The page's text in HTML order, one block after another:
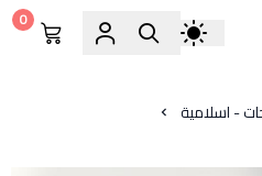
0
- اسلامية